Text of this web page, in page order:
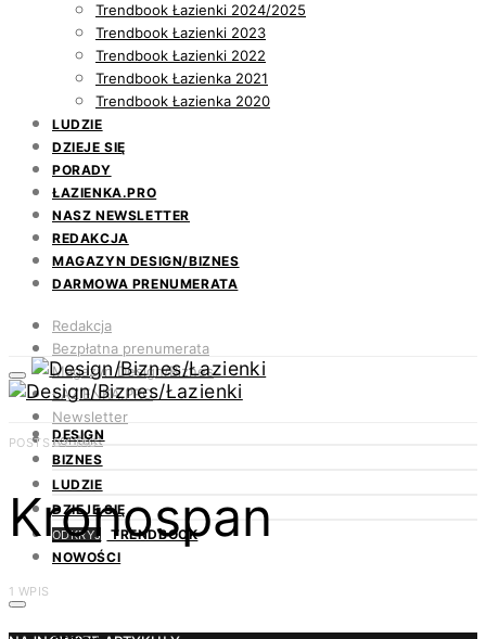
Trendbook Łazienki 2024/2025
Trendbook Łazienki 2023
Trendbook Łazienki 2022
Trendbook Łazienka 2021
Trendbook Łazienka 2020
LUDZIE
DZIEJE SIĘ
PORADY
ŁAZIENKA.PRO
NASZ NEWSLETTER
REDAKCJA
MAGAZYN DESIGN/BIZNES
DARMOWA PRENUMERATA
Redakcja
Bezpłatna prenumerata
Magazyn Design/Biznes
ŁAZIENKA.PRO
Newsletter
Kontakt
DESIGN
BIZNES
LUDZIE
DZIEJE SIĘ
ODKRYJ
TRENDBOOK
NOWOŚCI
POSTS BY TAG
Kronospan
1 WPIS